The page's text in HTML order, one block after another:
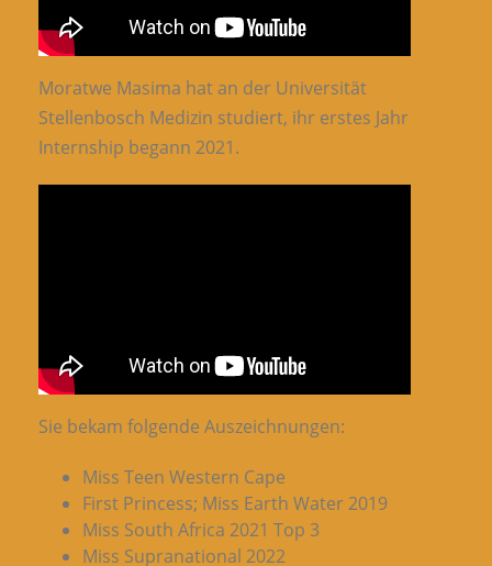
Moratwe Masima hat an der Universität
Stellenbosch Medizin studiert, ihr erstes Jahr
Internship begann 2021.
Sie bekam folgende Auszeichnungen:
Miss Teen Western Cape
First Princess; Miss Earth Water 2019
Miss South Africa 2021 Top 3
Miss Supranational 2022